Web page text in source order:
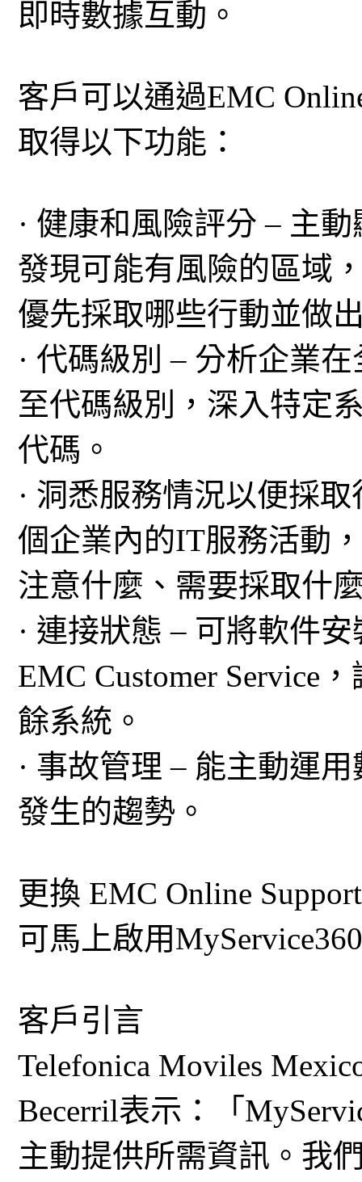
即時數據互動。
客戶可以通過EMC
取得以下功能：
· 健康和風險評分 – 主
發現可能有風險的區域
優先採取哪些行動並做
· 代碼級別 – 分析企業
至代碼級別，深入特定
代碼。
· 洞悉服務情況以便採
個企業內的IT服務活動
注意什麼、需要採取什
· 連接狀態 – 可將軟件
EMC Customer Service
餘系統。
· 事故管理 – 能主動運
發生的趨勢。
更換 EMC Online
可馬上啟用
客戶引言
Telefonica Moviles
Becerril表示：「
主動提供所需資訊。我